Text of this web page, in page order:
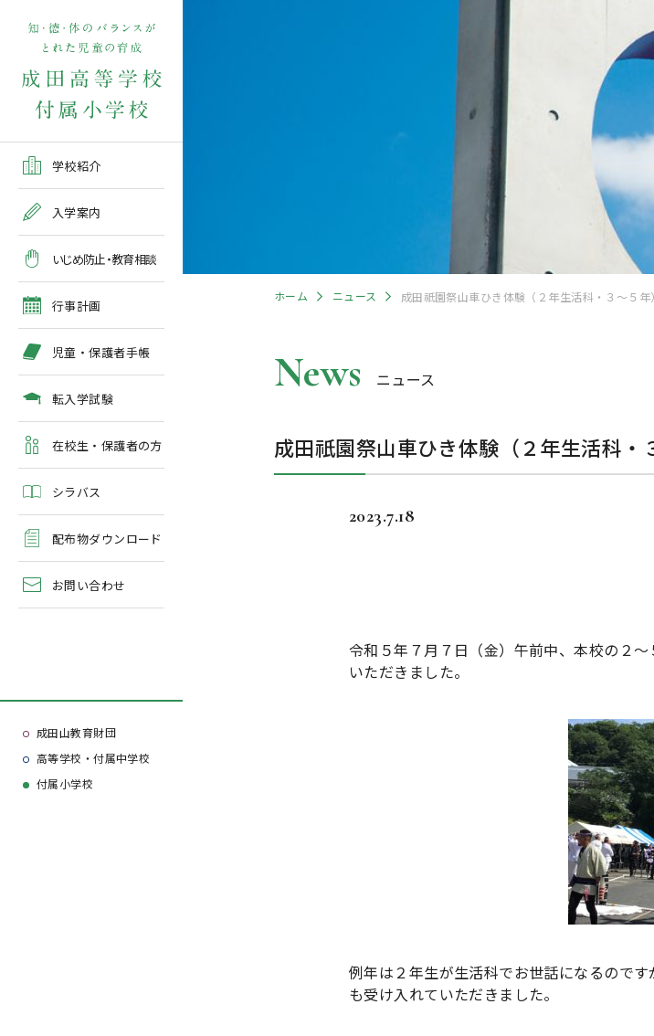
学校紹介
教育課程
年間行事
施設紹介
アクセスマップ
よくある質問
入学案内
募集要項
出願方法
入学検査
入学検査関係行事等の呼
びかけ
学校案内・資料請求
いじめ防止・教育相談
行事計画
５月の行事予定
６月の行事予定
７月・８月の行事予定
児童・保護者手帳
転入学試験
在校生・保護者の方
緊急時・警報発令時の対
処について
臨時休校等の特別措置に
シラバス
配布物ダウンロード
お問い合わせ
成田山教育財団
高等学校・付属中学校
付属小学校
ホーム ニュース 成田祇園祭山車ひき体験（２年生活科・３〜５年）
News ニュース
成田祇園祭山車ひき体験（２年生活科・
2023.7.18
令和５年７月７日（金）午前中、本校の２
いただきました。
例年は２年生が生活科でお世話になるので
も受け入れていただきました。